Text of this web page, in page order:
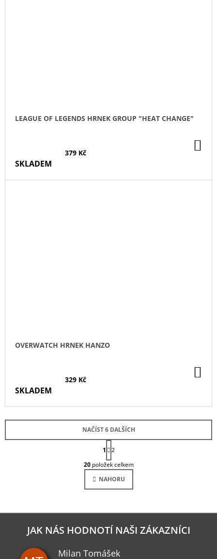
LEAGUE OF LEGENDS HRNEK GROUP "HEAT CHANGE"
379 Kč
SKLADEM
OVERWATCH HRNEK HANZO
329 Kč
SKLADEM
O
V
L
Á
C
P
V
NAČÍST 6 DALŠÍCH
S
T
R
Á
N
K
O
Í
1
2
20položek celkem
NAHORU
JAK NÁS HODNOTÍ NAŠI ZÁKAZNÍCI
Milan Tomášek